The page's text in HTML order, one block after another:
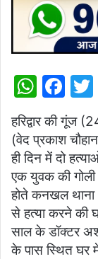
W
at
s
A
p
p
F
a
c
e
b
o
o
k
हरिद्वार की गूंज
(वेद प्रकाश
ही दिन में दो
एक युवक की गोली
होते कनखल थाना
से हत्या करने की
साल के डॉक्टर
के पास स्थित घर